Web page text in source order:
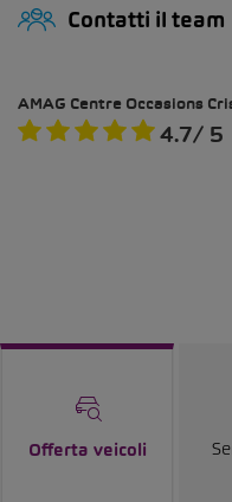
Contatti il team
Offerta veicoli